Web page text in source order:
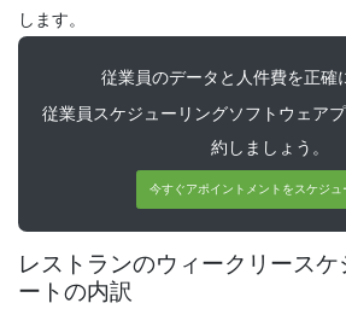
Management
スケジューリングア
にとって利益を上げ
ューリングにはス
Michelle Jaco Oct
します。
従業員のデータと人件費を正確
従業員スケジューリングソフトウェア
約しましょう。
今すぐアポイントメントをスケジュ
レストランのウィークリース
ートの内訳